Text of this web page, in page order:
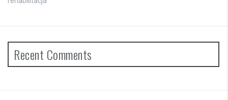
Recent Comments